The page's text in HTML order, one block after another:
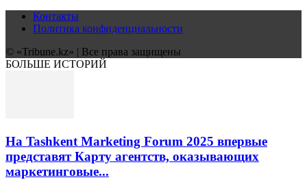
Контакты
Политика конфиденциальности
© «Tribune.kz» | Все права защищены
БОЛЬШЕ ИСТОРИЙ
На Tashkent Marketing Forum 2025 впервые
представят Карту агентств, оказывающих
маркетинговые...